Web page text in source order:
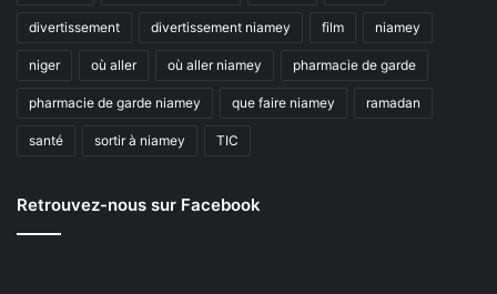
divertissement divertissement niamey film niamey
niger où aller où aller niamey pharmacie de garde
pharmacie de garde niamey que faire niamey ramadan
santé sortir à niamey TIC
Retrouvez-nous sur Facebook